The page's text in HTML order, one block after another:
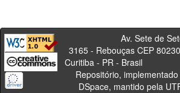
Av. Sete de
3165 - Rebouças CEP
Curitiba - PR -
Repositório,
DSpace, mantido pela